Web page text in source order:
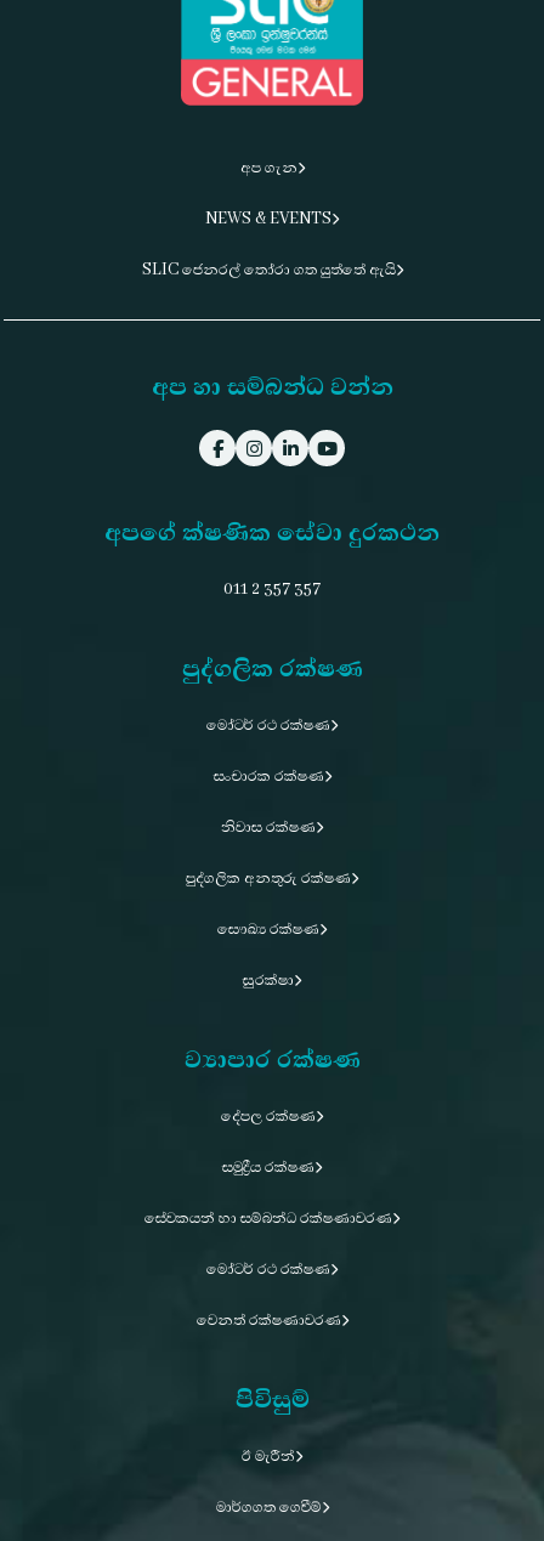
අප ගැන
NEWS & EVENTS
SLIC ජෙනරල් තෝරා ගත යුත්තේ ඇයි
අප හා සම්බන්ධ වන්න
අපගේ ක්ෂණික සේවා දුරකථන
011 2 357 357
පුද්ගලික රක්ෂණ
මෝටර් රථ රක්ෂණ
සංචාරක රක්ෂණ
නිවාස රක්ෂණ
පුද්ගලික අනතුරු රක්ෂණ
සෞඛ්‍ය රක්ෂණ
සුරක්ෂා
ව්‍යාපාර රක්ෂණ
දේපල රක්ෂණ
සමුද්‍රීය රක්ෂණ
සේවකයන් හා සම්බන්ධ රක්ෂණාවරණ
මෝටර් රථ රක්ෂණ
වෙනත් රක්ෂණාවරණ
පිවිසුම්
ඊ මැරීන්
මාර්ගගත ගෙවීම්